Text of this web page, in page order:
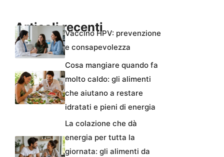
Articoli recentiVaccino HPV: prevenzione
e consapevolezza
Cosa mangiare quando fa
molto caldo: gli alimenti
che aiutano a restare
idratati e pieni di energia
La colazione che dà
energia per tutta la
giornata: gli alimenti da